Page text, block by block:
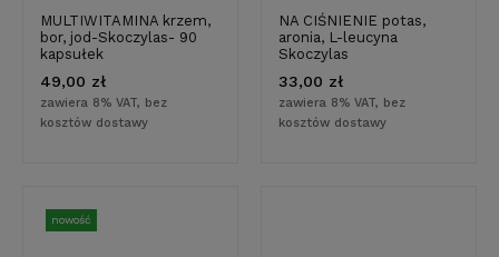
MULTIWITAMINA krzem,
bor, jod-Skoczylas- 90
kapsułek
49,00 zł
zawiera 8% VAT, bez
kosztów dostawy
NA CIŚNIENIE potas,
aronia, L-leucyna
Skoczylas
33,00 zł
zawiera 8% VAT, bez
kosztów dostawy
nowość